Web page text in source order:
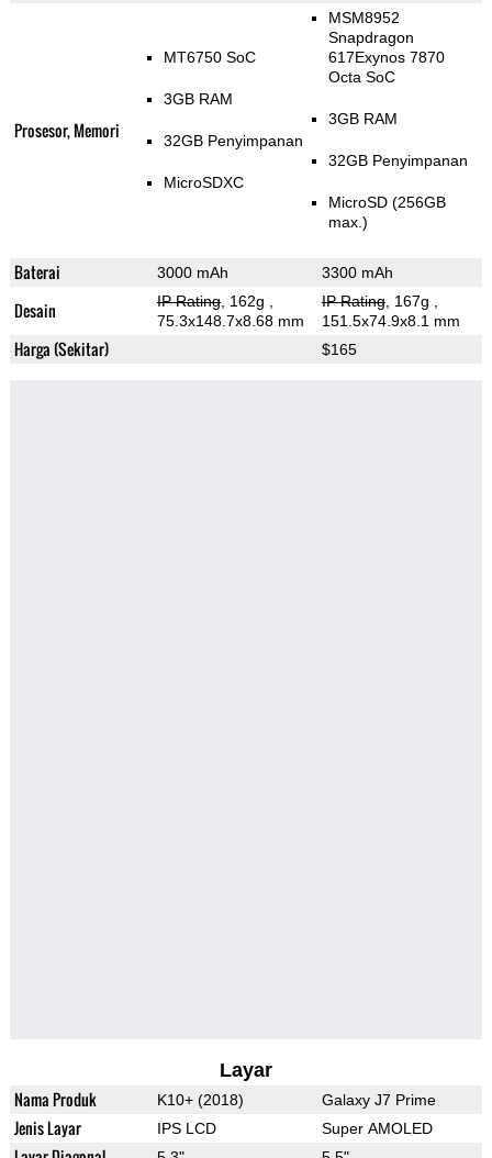
Prosesor, Memori
MT6750 SoC
3GB RAM
32GB Penyimpanan
MicroSDXC
MSM8952
Snapdragon
617Exynos 7870
Octa SoC
3GB RAM
32GB Penyimpanan
MicroSD (256GB
max.)
Baterai 3000 mAh 3300 mAh
Desain IP Rating, 162g
75.3x148.7x8.68 mm
IP Rating, 167g
151.5x74.9x8.1 mm
Harga (Sekitar) $165
Layar
Nama Produk K10+ (2018) Galaxy J7 Prime
Jenis Layar IPS LCD Super AMOLED